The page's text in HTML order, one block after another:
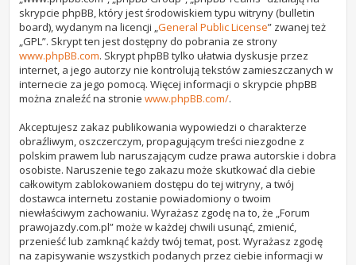
skrypcie phpBB, który jest środowiskiem typu witryny (bulletin
board), wydanym na licencji „General Public License” zwanej też
„GPL”. Skrypt ten jest dostępny do pobrania ze strony
www.phpBB.com. Skrypt phpBB tylko ułatwia dyskusje przez
internet, a jego autorzy nie kontrolują tekstów zamieszczanych w
internecie za jego pomocą. Więcej informacji o skrypcie phpBB
można znaleźć na stroniewww.phpBB.com/.
Akceptujesz zakaz publikowania wypowiedzi o charakterze
obraźliwym, oszczerczym, propagującym treści niezgodne z
polskim prawem lub naruszającym cudze prawa autorskie i dobra
osobiste. Naruszenie tego zakazu może skutkować dla ciebie
całkowitym zablokowaniem dostępu do tej witryny, a twój
dostawca internetu zostanie powiadomiony o twoim
niewłaściwym zachowaniu. Wyrażasz zgodę na to, że „Forum
prawojazdy.com.pl” może w każdej chwili usunąć, zmienić,
przenieść lub zamknąć każdy twój temat, post. Wyrażasz zgodę
na zapisywanie wszystkich podanych przez ciebie informacji w